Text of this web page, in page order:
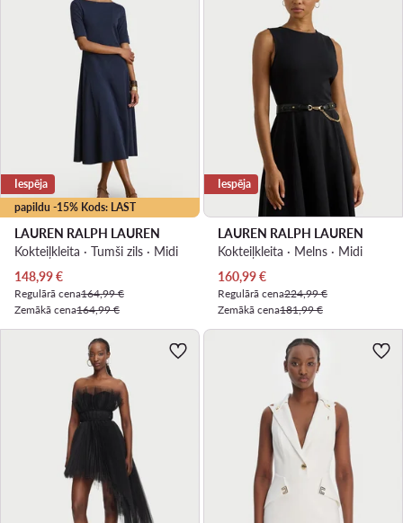
papildu -15% Kods: LAST
Iespēja
LAUREN RALPH LAUREN
Kokteiļkleita · Tumši zils · Midi
Pašreizējā cena
148,99€
Regulārā cena164,99 €
Zemākā cena164,99 €
Iespēja
LAUREN RALPH LAUREN
Kokteiļkleita · Melns · Midi
Pašreizējā cena
160,99€
Regulārā cena224,99 €
Zemākā cena181,99 €